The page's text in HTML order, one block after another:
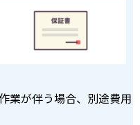
業が伴う場合、別途費用